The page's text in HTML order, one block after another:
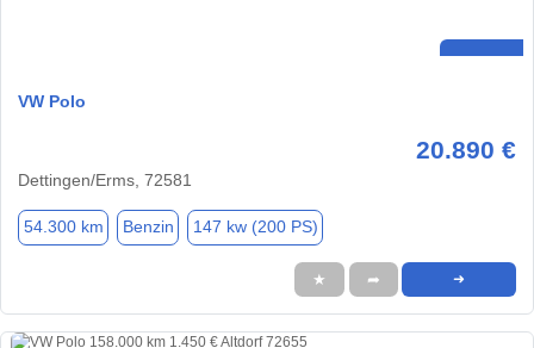
VW Polo
20.890 €
Dettingen/Erms, 72581
54.300 km Benzin 147 kw (200 PS)
★ ➦ ➜